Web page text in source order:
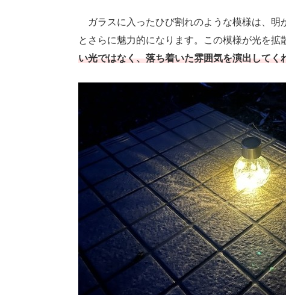
ガラスに入ったひび割れのような模様は、明
とさらに魅力的になります。この模様が光を拡
い光ではなく、落ち着いた雰囲気を演出してく